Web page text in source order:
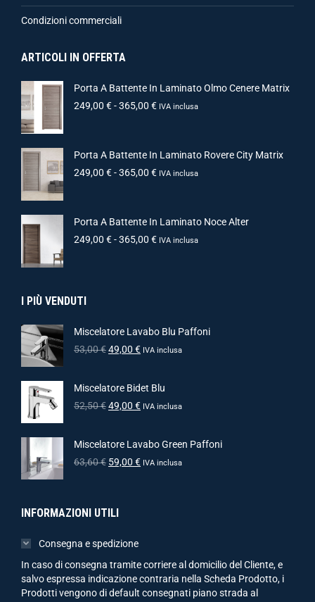
Condizioni commerciali
ARTICOLI IN OFFERTA
Porta A Battente In Laminato Olmo Cenere Matrix
249,00 €-365,00 € IVA inclusa
Porta A Battente In Laminato Rovere City Matrix
249,00 €-365,00 € IVA inclusa
Porta A Battente In Laminato Noce Alter
249,00 €-365,00 € IVA inclusa
I PIÙ VENDUTI
Miscelatore Lavabo Blu Paffoni
53,00€49,00 € IVA inclusa
Miscelatore Bidet Blu
52,50€49,00 € IVA inclusa
Miscelatore Lavabo Green Paffoni
63,60€ 59,00 € IVA inclusa
INFORMAZIONI UTILI
Consegna e spedizione
In caso di consegna tramite corriere al domicilio del Cliente, e
salvo espressa indicazione contraria nella Scheda Prodotto, i
Prodotti vengono di default consegnati piano strada al